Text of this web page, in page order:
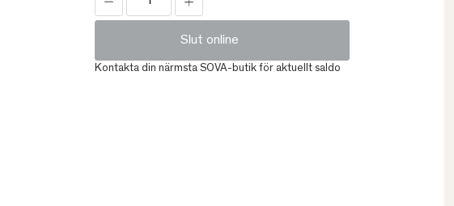
Slut online
Kontakta din närmsta SOVA-butik för aktuellt saldo